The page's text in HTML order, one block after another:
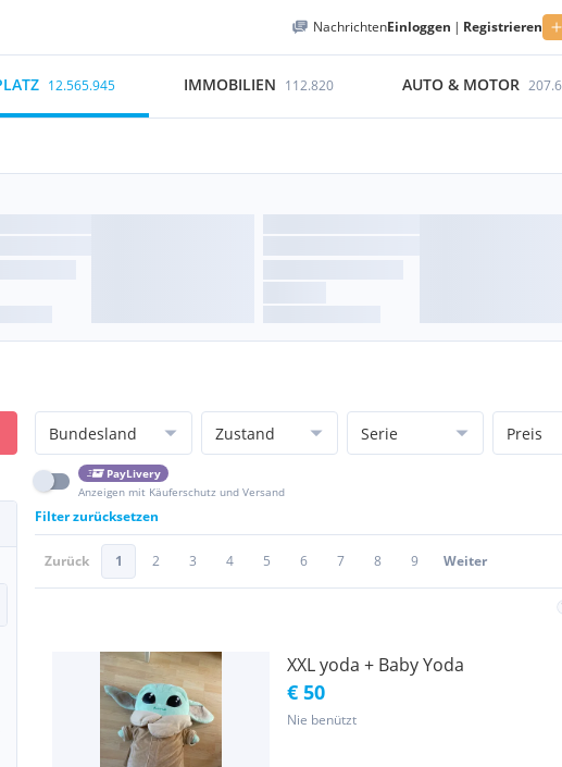
NachrichtenEinloggen | Registrieren
12.565.945 IMMOBILIEN 112.820 AUTO & MOTOR
Bundesland Zustand Serie Preis
PayLivery
Anzeigen mit Käuferschutz und Versand
Filter zurücksetzen
Zurück 1 2 3 4 5 6 7 8 9 Weiter
XXL yoda + Baby Yoda
€ 50
Nie benützt